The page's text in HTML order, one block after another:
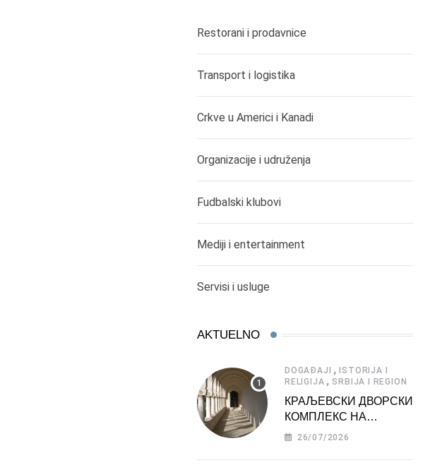
Restorani i prodavnice
Transport i logistika
Crkve u Americi i Kanadi
Organizacije i udruženja
Fudbalski klubovi
Mediji i entertainment
Servisi i usluge
AKTUELNO
DOGAĐAJI , ISTORIJA I
RELIGIJA , SRBIJA I REGION
КРАЉЕВСКИ ДВОРСКИ
КОМПЛЕКС НА
ДЕДИЊУ –
АТРАКЦИЈА
26/07/2026